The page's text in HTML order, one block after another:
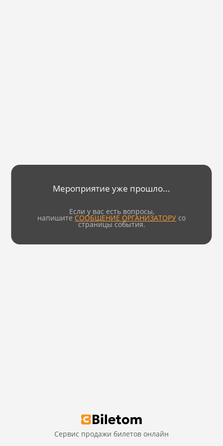
Мероприятие уже прошло...
Если у вас есть вопросы,
напишите СООБЩЕНИЕ ОРГАНИЗАТОРУ со
страницы события.
Сервис продажи билетов онлайн